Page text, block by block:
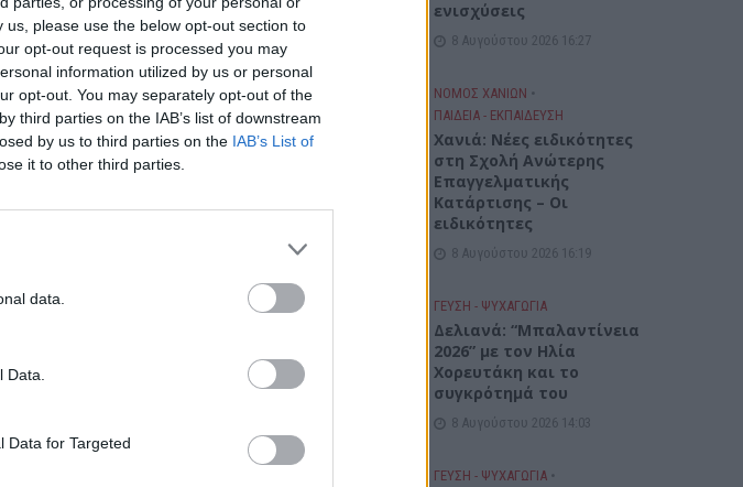
please use the below opt-out section to
opt-out request is processed you may
information utilized by us or personal
opt-out. You may separately opt-out of the
third parties on the IAB’s list of downstream
by us to third parties on the IAB’s List of
it to other third parties.
data.
Data for Targeted
ενισχύσεις
8 Αυγούστου 2026 16:27
ΝΟΜΌΣ ΧΑΝΊΩΝ •
ΠΑΙΔΕΙΑ - ΕΚΠΑΙΔΕΥΣΗ
Χανιά: Νέες ειδικότητες
στη Σχολή Ανώτερης
Επαγγελματικής
Κατάρτισης – Οι
ειδικότητες
8 Αυγούστου 2026 16:19
ΓΕΎΣΗ - ΨΥΧΑΓΩΓΊΑ
Δελιανά: “Μπαλαντίνεια
2026” με τον Ηλία
Χορευτάκη και το
συγκρότημά του
8 Αυγούστου 2026 14:03
ΓΕΎΣΗ - ΨΥΧΑΓΩΓΊΑ •